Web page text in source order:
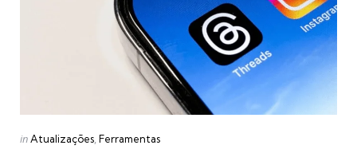
Categories
Posted
inAtualizações Ferramentas